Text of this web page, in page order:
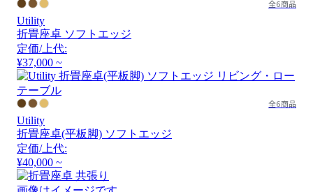
全6商品
Utility
折畳座卓 ソフトエッジ
定価/上代:
¥37,000 ~
全6商品
Utility
折畳座卓(平板脚) ソフトエッジ
定価/上代:
¥40,000 ~